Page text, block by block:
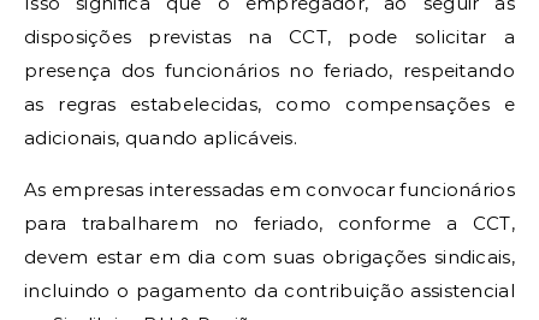
disposições previstas na CCT, pode solicitar a
presença dos funcionários no feriado, respeitando
as regras estabelecidas, como compensações e
adicionais, quando aplicáveis.
As empresas interessadas em convocar funcionários
para trabalharem no feriado, conforme a CCT,
devem estar em dia com suas obrigações sindicais,
incluindo o pagamento da contribuição assistencial